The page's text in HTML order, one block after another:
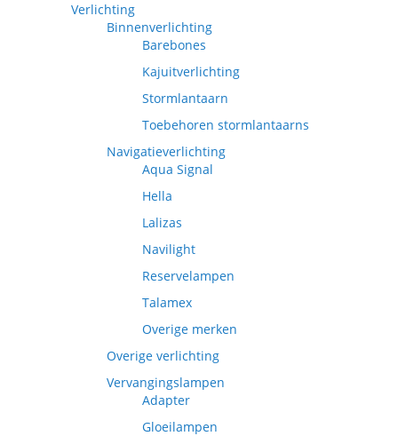
Verlichting
Binnenverlichting
Barebones
Kajuitverlichting
Stormlantaarn
Toebehoren stormlantaarns
Navigatieverlichting
Aqua Signal
Hella
Lalizas
Navilight
Reservelampen
Talamex
Overige merken
Overige verlichting
Vervangingslampen
Adapter
Gloeilampen